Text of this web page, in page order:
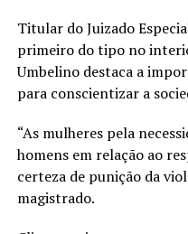
Titular do Juizado
primeiro do tipo no
Umbelino destaca a
para conscientizar a
“As mulheres pela
homens em relação ao
certeza de punição da
magistrado.